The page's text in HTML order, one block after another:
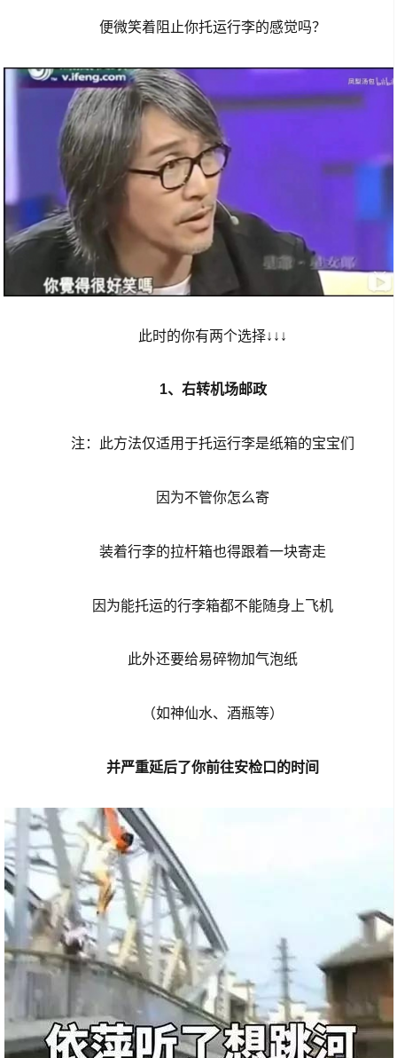
便微笑着阻止你托运行李的感觉吗？
此时的你有两个选择↓↓↓
1、右转机场邮政
注：此方法仅适用于托运行李是纸箱的宝宝们
因为不管你怎么寄
装着行李的拉杆箱也得跟着一块寄走
因为能托运的行李箱都不能随身上飞机
此外还要给易碎物加气泡纸
（如神仙水、酒瓶等）
并严重延后了你前往安检口的时间